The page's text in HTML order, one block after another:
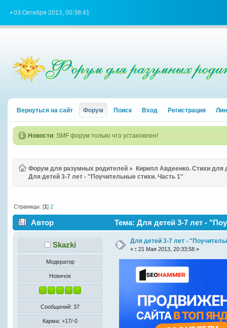
• 03 Октября 2013, 00:38:41
Вернуться на сайт Форум Поиск Вход Регистрация
Новости: SMF форум только что установлен!
Форум для разумных родителей »
Кирилл Авдеенко. Стихи для
Для детей 3-7 лет - "Поучительные стихи. Часть 1"
Страницы: [1]2
Автор Тема: Для детей 3-7 лет -
Skazki
Модератор
Новичок
Сообщений: 37
Карма: +17/-0
Для детей 3-7 лет -
« : 21 Мая 2013, 20:33:58 »